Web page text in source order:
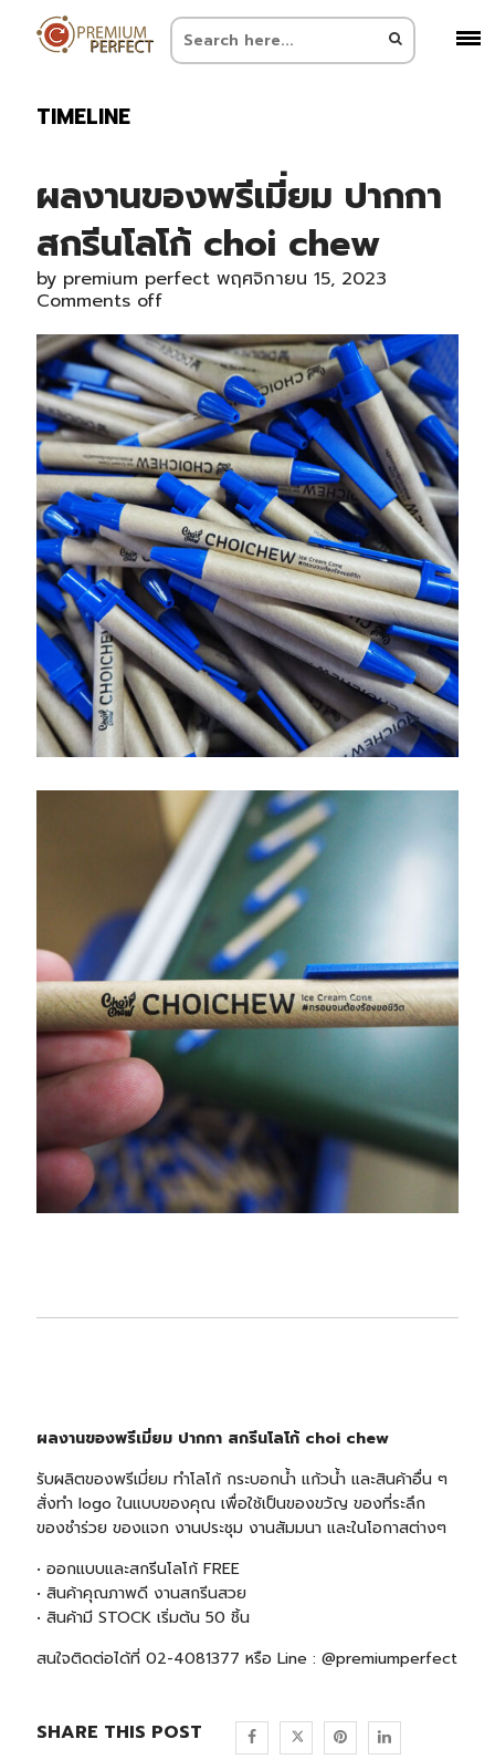
TIMELINE
ผลงานของพรีเมี่ยม ปากกา
สกรีนโลโก้ choi chew
by premium perfect พฤศจิกายน 15, 2023
Comments off
ผลงานของพรีเมี่ยม ปากกา สกรีนโลโก้ choi chew
รับผลิตของพรีเมี่ยม ทำโลโก้ กระบอกน้ำ แก้วน้ำ และสินค้าอื่น ๆ
สั่งทำ logo ในแบบของคุณ เพื่อใช้เป็นของขวัญ ของที่ระลึก
ของชำร่วย ของแจก งานประชุม งานสัมมนา และในโอกาสต่างๆ
• ออกแบบและสกรีนโลโก้ FREE
• สินค้าคุณภาพดี งานสกรีนสวย
• สินค้ามี STOCK เริ่มต้น 50 ชิ้น
สนใจติดต่อได้ที่ 02-4081377 หรือ Line : @premiumperfect
SHARE THIS POST